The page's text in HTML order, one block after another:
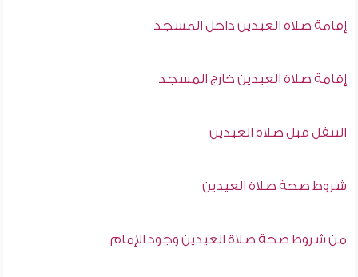
إقامة صلاة العيدين داخل المسجد
إقامة صلاة العيدين خارج المسجد
التنفل قبل صلاة العيدين
شروط صحة صلاة العيدين
من شروط صحة صلاة العيدين وجود الإمام